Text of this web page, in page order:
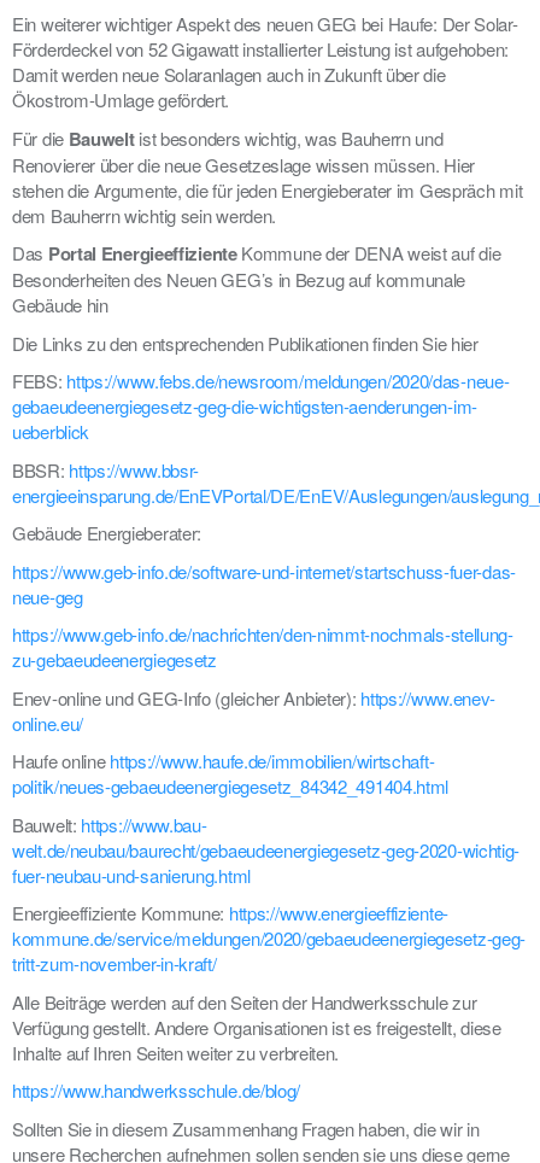
Ein weiterer wichtiger Aspekt des neuen GEG bei Haufe: Der Solar-
Förderdeckel von 52 Gigawatt installierter Leistung ist aufgehoben:
Damit werden neue Solaranlagen auch in Zukunft über die
Ökostrom-Umlage gefördert.
Für die Bauweltist besonders wichtig, was Bauherrn und
Renovierer über die neue Gesetzeslage wissen müssen. Hier
stehen die Argumente, die für jeden Energieberater im Gespräch mit
dem Bauherrn wichtig sein werden.
Das Portal EnergieeffizienteKommune der DENA weist auf die
Besonderheiten des Neuen GEG’s in Bezug auf kommunale
Gebäude hin
Die Links zu den entsprechenden Publikationen finden Sie hier
FEBS: https://www.febs.de/newsroom/meldungen/2020/das-neue-
gebaeudeenergiegesetz-geg-die-wichtigsten-aenderungen-im-
ueberblick
BBSR: https://www.bbsr-
energieeinsparung.de/EnEVPortal/DE/EnEV/Auslegungen/
Gebäude Energieberater:
https://www.geb-info.de/software-und-internet/startschuss-fuer-das-
neue-geg
https://www.geb-info.de/nachrichten/den-nimmt-nochmals-stellung-
zu-gebaeudeenergiegesetz
Enev-online und GEG-Info (gleicher Anbieter): https://www.enev-
online.eu/
Haufe onlinehttps://www.haufe.de/immobilien/wirtschaft-
politik/neues-gebaeudeenergiegesetz_84342_491404.html
Bauwelt: https://www.bau-
welt.de/neubau/baurecht/gebaeudeenergiegesetz-geg-2020-wichtig-
fuer-neubau-und-sanierung.html
Energieeffiziente Kommune: https://www.energieeffiziente-
kommune.de/service/meldungen/2020/gebaeudeenergiegesetz-geg-
tritt-zum-november-in-kraft/
Alle Beiträge werden auf den Seiten der Handwerksschule zur
Verfügung gestellt. Andere Organisationen ist es freigestellt, diese
Inhalte auf Ihren Seiten weiter zu verbreiten.
https://www.handwerksschule.de/blog/
Sollten Sie in diesem Zusammenhang Fragen haben, die wir in
unsere Recherchen aufnehmen sollen senden sie uns diese gerne